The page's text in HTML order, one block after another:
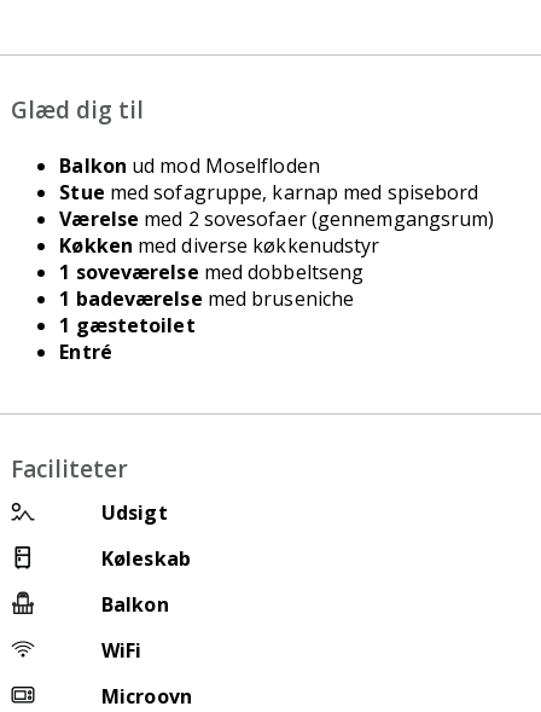
Glæd dig til
Balkon ud mod Moselfloden
Stue med sofagruppe, karnap med spisebord
Værelse med 2 sovesofaer (gennemgangsrum)
Køkken med diverse køkkenudstyr
1 soveværelse med dobbeltseng
1 badeværelse med bruseniche
1 gæstetoilet
Entré
Faciliteter
Udsigt
Køleskab
Balkon
WiFi
Microovn